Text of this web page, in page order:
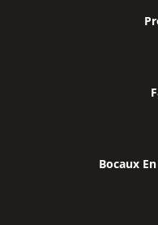
Bocaux